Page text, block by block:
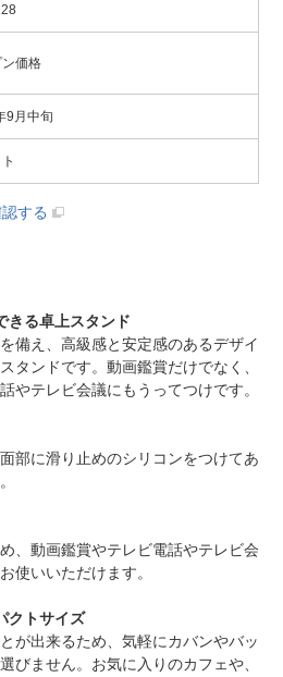
価格
9月中旬
する
きる卓上スタンド
備え、高級感と安定感のあるデザイ
タンドです。動画鑑賞だけでなく、
やテレビ会議にもうってつけです。
部に滑り止めのシリコンをつけてあ
、動画鑑賞やテレビ電話やテレビ会
使いいただけます。
クトサイズ
が出来るため、気軽にカバンやバッ
びません。お気に入りのカフェや、